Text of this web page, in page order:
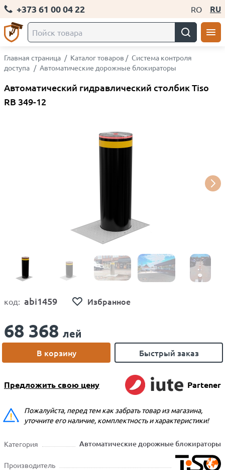
+373 61 00 04 22 RO RU
Главная страница / Каталог товаров / Система контроля
доступа / Автоматические дорожные блокираторы
Автоматический гидравлический столбик Tiso
RB 349-12
код: abi1459 Избранное
68 368 лей
В корзину Быстрый заказ
Предложить свою цену Partener
Пожалуйста, перед тем как забрать товар из магазина,
уточните его наличие, комплектность и характеристики!
Категория Автоматические дорожные блокираторы
Производитель